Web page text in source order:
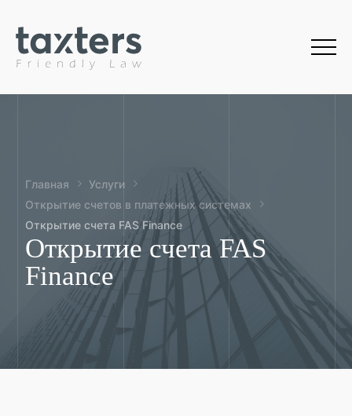
Главная
Услуги
Открытие счетов в платежных системах
Открытие счета FAS Finance
Открытие счета FAS
Finance